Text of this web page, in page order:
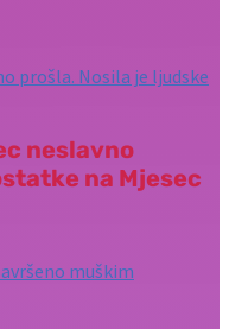
neslavno
na Mjesec